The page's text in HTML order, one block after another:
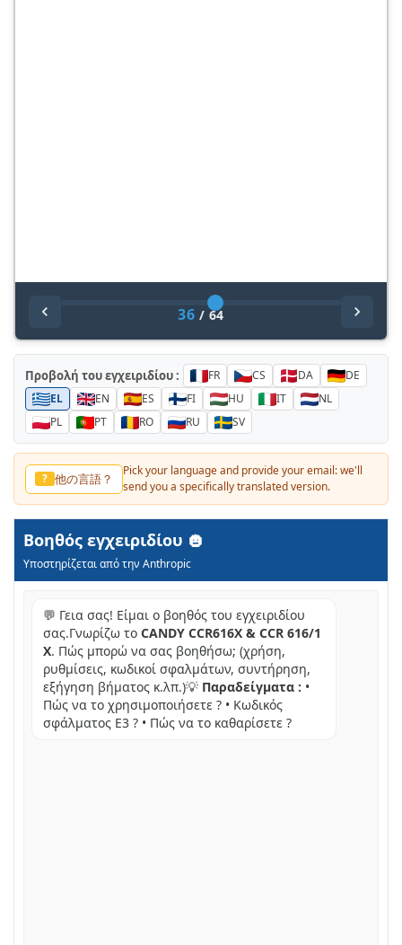
36 / 64
Προβολή του εγχειριδίου : FR CS DA
DE
EL
EN ES FI HU IT
NL
PL
PT RO RU SV
? 其他语言？
Pick your language and provide your email: we'll
send you a specifically translated version.
Βοηθός εγχειριδίου
Υποστηρίζεται από την Anthropic
💬 Γεια σας! Είμαι ο βοηθός του εγχειριδίου
σας.Γνωρίζω το CANDY CCR616X & CCR 616/1
X. Πώς μπορώ να σας βοηθήσω; (χρήση,
ρυθμίσεις, κωδικοί σφαλμάτων, συντήρηση,
εξήγηση βήματος κ.λπ.)💡 Παραδείγματα : •
Πώς να το χρησιμοποιήσετε ? • Κωδικός
σφάλματος E3 ? • Πώς να το καθαρίσετε ?